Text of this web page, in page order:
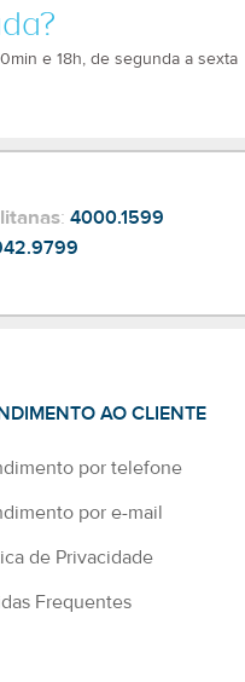
e 18h, de segunda a sexta
: 4000.1599
AO CLIENTE
por telefone
por e-mail
de Privacidade
Frequentes